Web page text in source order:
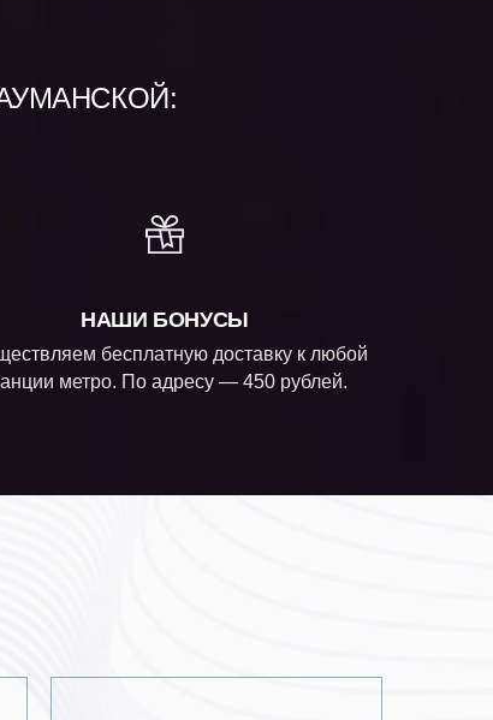
НАШИ БОНУСЫ
бесплатную доставку к любой
метро. По адресу — 450 рублей.